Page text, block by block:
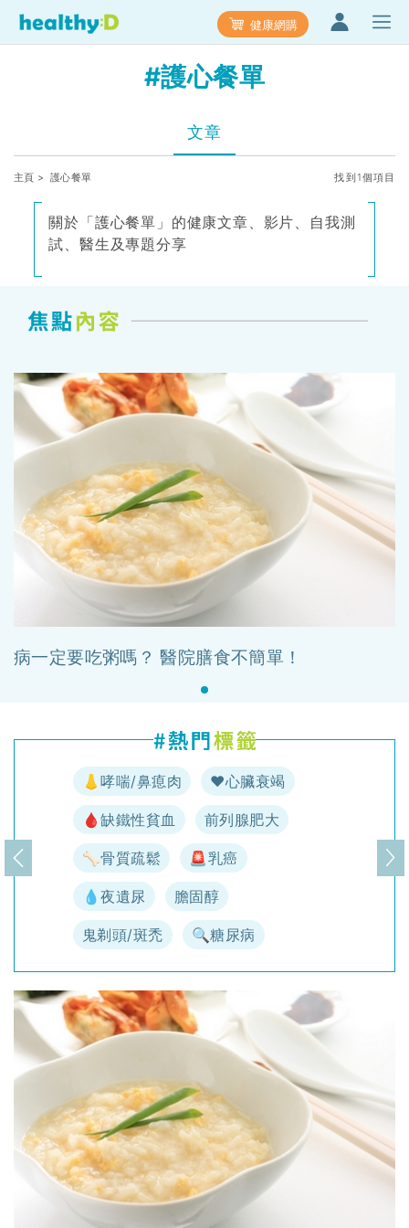
健康網購
#護心餐單
文章
主頁 > 護心餐單 找到1個項目
關於「護心餐單」的健康文章、影片、自我測
試、醫生及專題分享
病一定要吃粥嗎？ 醫院膳食不簡單！
👃哮喘/鼻瘜肉 ♥️心臟衰竭
🩸缺鐵性貧血 前列腺肥大
🦴骨質疏鬆 🚨乳癌
💧夜遺尿 膽固醇
鬼剃頭/斑禿 🔍糖尿病
上一頁 下